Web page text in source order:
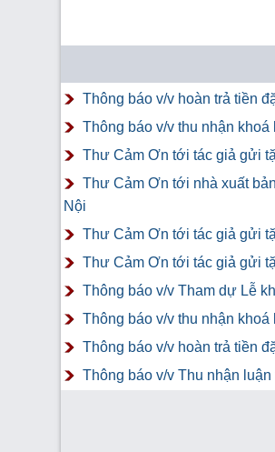
Thông báo v/v hoàn trả tiền
Thông báo v/v thu nhận
Thư Cảm Ơn tới tác giả gửi
Thư Cảm Ơn tới nhà xuất
Nội
Thư Cảm Ơn tới tác giả gửi
Thư Cảm Ơn tới tác giả gửi
Thông báo v/v Tham dự Lễ
Thông báo v/v thu nhận
Thông báo v/v hoàn trả tiền
Thông báo v/v Thu nhận luận